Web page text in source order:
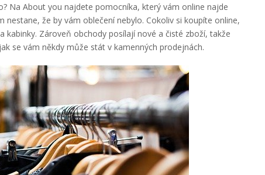
Na About you najdete pomocníka, který vám online najde
že by vám oblečení nebylo. Cokoliv si koupíte online,
Zároveň obchody posílají nové a čisté zboží, takže
se vám někdy může stát v kamenných prodejnách.